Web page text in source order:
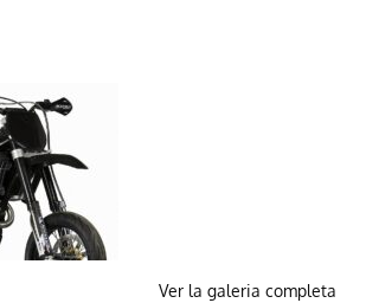
Ver la galeria completa